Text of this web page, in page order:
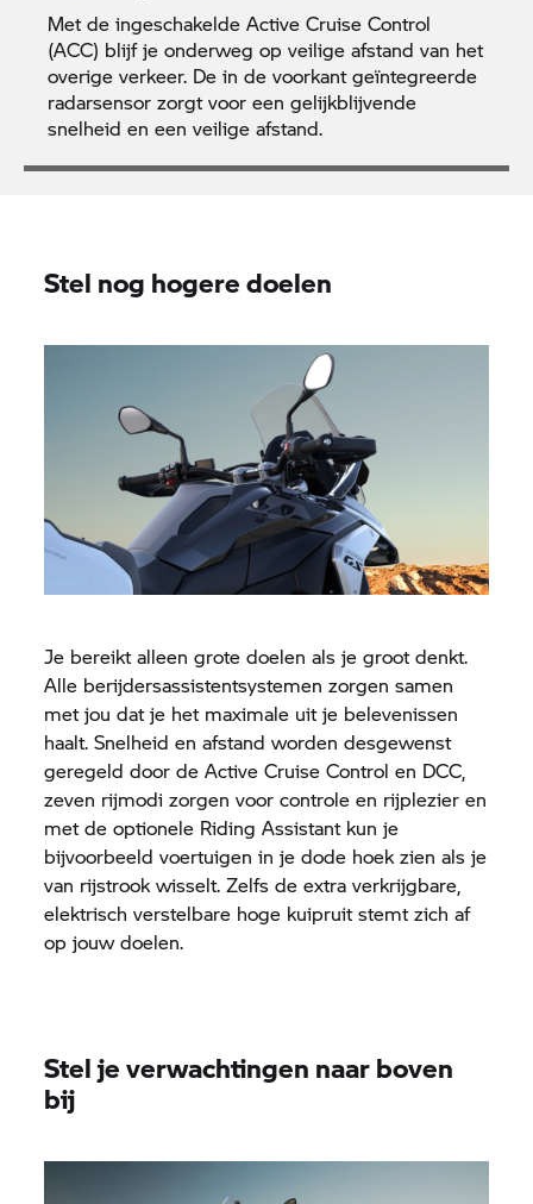
Met de ingeschakelde Active Cruise Control
(ACC) blijf je onderweg op veilige afstand van het
overige verkeer. De in de voorkant geïntegreerde
radarsensor zorgt voor een gelijkblijvende
snelheid en een veilige afstand.
Stel nog hogere doelen
Je bereikt alleen grote doelen als je groot denkt.
Alle berijdersassistentsystemen zorgen samen
met jou dat je het maximale uit je belevenissen
haalt. Snelheid en afstand worden desgewenst
geregeld door de Active Cruise Control en DCC,
zeven rijmodi zorgen voor controle en rijplezier en
met de optionele Riding Assistant kun je
bijvoorbeeld voertuigen in je dode hoek zien als je
van rijstrook wisselt. Zelfs de extra verkrijgbare,
elektrisch verstelbare hoge kuipruit stemt zich af
op jouw doelen.
Stel je verwachtingen naar boven
bij